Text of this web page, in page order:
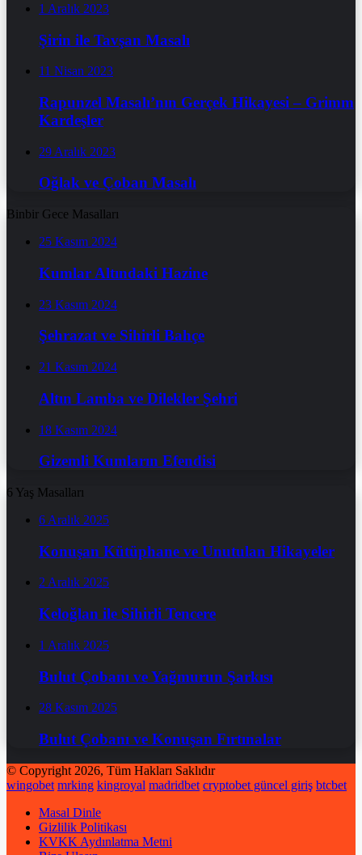
1 Aralık 2023
Şirin ile Tavşan Masalı
11 Nisan 2023
Rapunzel Masalı’nın Gerçek Hikayesi – Grimm
Kardeşler
29 Aralık 2023
Oğlak ve Çoban Masalı
Binbir Gece Masalları
25 Kasım 2024
Kumlar Altındaki Hazine
23 Kasım 2024
Şehrazat ve Sihirli Bahçe
21 Kasım 2024
Altın Lamba ve Dilekler Şehri
18 Kasım 2024
Gizemli Kumların Efendisi
6 Yaş Masalları
6 Aralık 2025
Konuşan Kütüphane ve Unutulan Hikayeler
2 Aralık 2025
Keloğlan ile Sihirli Tencere
1 Aralık 2025
Bulut Çobanı ve Yağmurun Şarkısı
28 Kasım 2025
Bulut Çobanı ve Konuşan Fırtınalar
© Copyright 2026, Tüm Hakları Saklıdır
wingobet mrking kingroyal madridbet cryptobet güncel giriş btcbet
Masal Dinle
Gizlilik Politikası
KVKK Aydınlatma Metni